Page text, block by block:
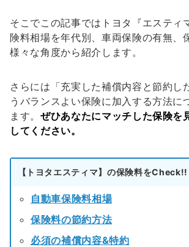
そこでこの記事ではトヨタ『エスティ
険料相場を年代別、車両保険の有無、
様々な角度から紹介します。
さらには「充実した補償内容と節約し
うバランスよい保険に加入する方法に
ます。 ぜひあなたにマッチした保険を
してください。
【トヨタエスティマ】の保険料をCheck!!
自動車保険料相場
保険料の節約方法
必須の補償内容&特約